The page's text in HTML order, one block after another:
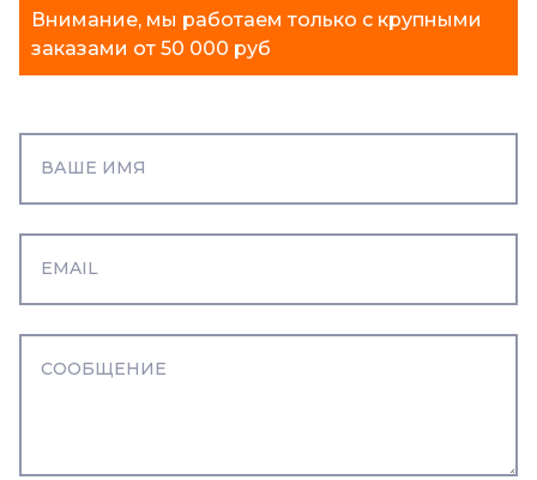
Внимание, мы работаем только с крупными
заказами от 50 000 руб